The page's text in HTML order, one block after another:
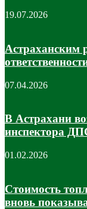
19.07.2026
Астраханским
07.04.2026
В Астрахани
инспектора
01.02.2026
Стоимость
вновь